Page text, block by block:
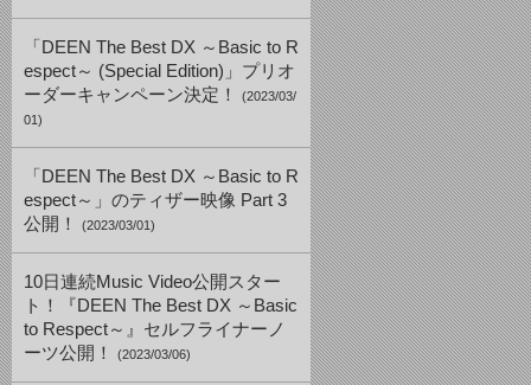
「DEEN The Best DX ～Basic to R
espect～ (Special Edition)」プリオ
ーダーキャンペーン決定！
(2023/03/
01)
「DEEN The Best DX ～Basic to R
espect～」のティザー映像 Part 3
公開！
(2023/03/01)
10日連続Music Video公開スター
ト！『DEEN The Best DX ～Basic
to Respect～』セルフライナーノ
ーツ公開！
(2023/03/06)